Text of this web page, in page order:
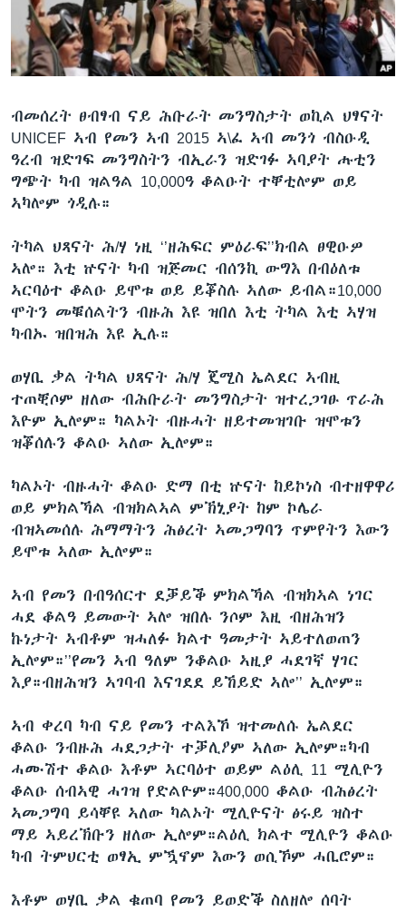
ቂሔ ጽልሚ
ቋንቋታት
ብመሰረት ፀብፃብ ናይ ሕቡራት መንግስታት ወኪል ህፃናት
UNICEF ኣብ የመን ኣብ 2015 ኣ\ፈ ኣብ መንጎ ብስዑዲ
ዓረብ ዝድገፍ መንግስትን ብኢራን ዝድገፉ ኣባያት ሑቲን
ግጭት ካብ ዝልዓል 10,000ዓ ቆልዑት ተቐቲሎም ወይ
ኣካሎም ጎዲሉ።
ትካል ህጻናት ሕ/ሃ ነዚ ‘’ዘሕፍር ምዕራፍ’’ክብል ፀዊዑዎ
ኣሎ። እቲ ኵናት ካብ ዝጅመር ብሰንኪ ውግእ በብዕለቱ
ኣርባዕተ ቆልዑ ይሞቱ ወይ ይቖስሉ ኣለው ይብል።10,000
ሞትን መቑሰልትን ብዙሕ እዩ ዝበለ እቲ ትካል እቲ ኣሃዝ
ካብኡ ዝበዝሕ እዩ ኢሉ።
ወሃቢ ቃል ትካል ህጻናት ሕ/ሃ ጄሚስ ኤልደር ኣብዚ
ተጠቒሶም ዘለው ብሕቡራት መንግስታት ዝተረጋገፁ ጥራሕ
እዮም ኢሎም። ካልኦት ብዙሓት ዘይተመዝገቡ ዝሞቱን
ዝቖሰሉን ቆልዑ ኣለው ኢሎም።
ካልኦት ብዙሓት ቆልዑ ድማ በቲ ኵናት ከይኮነስ ብተዘዋዋሪ
ወይ ምክልኻል ብዝክልኣል ምኽኒያት ከም ኮሌራ
ብዝኣመሰሉ ሕማማትን ሕፅረት ኣመጋግባን ጥምየትን እውን
ይሞቱ ኣለው ኢሎም።
ኣብ የመን በብዓሰርተ ደቓይቕ ምክልኻል ብዝክኣል ነገር
ሓደ ቆልዓ ይመውት ኣሎ ዝበሉ ንሶም እዚ ብዘሕዝን
ኩነታት ኣብቶም ዝሓለፉ ክልተ ዓመታት ኣይተለወጠን
ኢሎም።’’የመን ኣብ ዓለም ንቆልዑ ኣዚያ ሓደገኛ ሃገር
እያ።ብዘሕዝን ኣገባብ እናገደደ ይኸይድ ኣሎ’’ ኢሎም።
ኣብ ቀረባ ካብ ናይ የመን ተልእኾ ዝተመለሱ ኤልደር
ቆልዑ ንብዙሕ ሓደጋታት ተቓሊዖም ኣለው ኢሎም።ካብ
ሓሙሽተ ቆልዑ እቶም ኣርባዕተ ወይም ልዕሊ 11 ሚሊዮን
ቆልዑ ሰብኣዊ ሓገዝ የድልዮም።400,000 ቆልዑ ብሕፅረት
ኣመጋግባ ይሳቐዩ ኣለው ካልኦት ሚሊዮናት ፅሩይ ዝስተ
ማይ ኣይረኽቡን ዘለው ኢሎም።ልዕሊ ክልተ ሚሊዮን ቆልዑ
ካብ ትምህርቲ ወፃኢ ምዃኖም እውን ወሲኾም ሓቢሮም።
እቶም ወሃቢ ቃል ቁጠባ የመን ይወድቕ ስለዘሎ ሰባት